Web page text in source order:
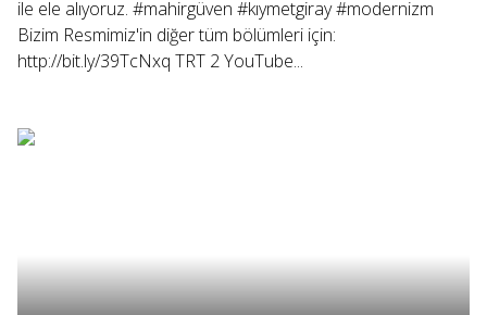
ile ele alıyoruz. #mahirgüven #kıymetgiray #modernizm
Bizim Resmimiz'in diğer tüm bölümleri için:
http://bit.ly/39TcNxq TRT 2 YouTube...